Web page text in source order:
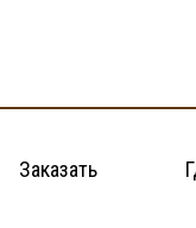
Заказать